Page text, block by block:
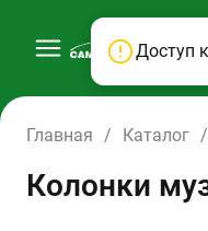
Главная / Каталог /
Колонки
Доступ